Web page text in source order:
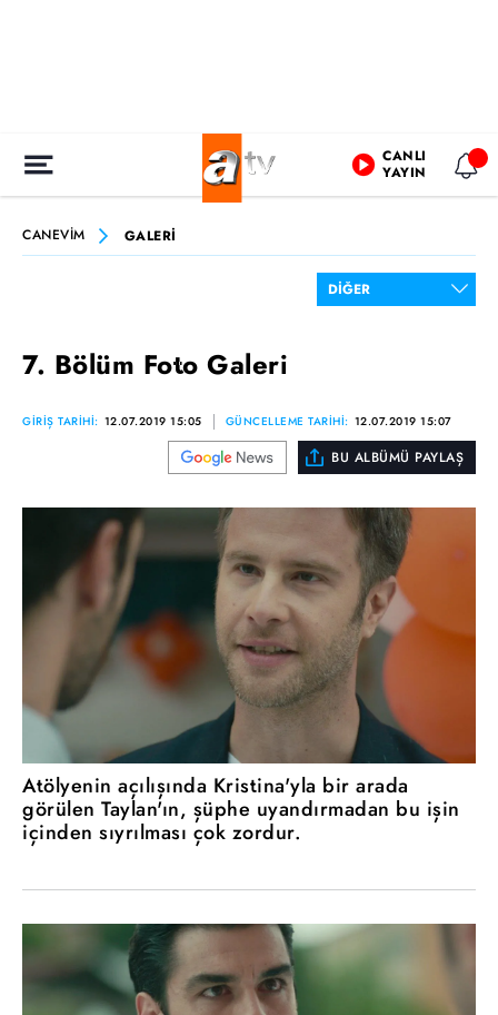
CANLI
YAYIN
CANEVİM GALERİ
7. Bölüm Foto Galeri
GİRİŞ TARİHİ: 12.07.2019 15:05 GÜNCELLEME TARİHİ: 12.07.2019 15:07
BU ALBÜMÜ PAYLAŞ
Atölyenin açılışında Kristina'yla bir arada
görülen Taylan'ın, şüphe uyandırmadan bu işin
içinden sıyrılması çok zordur.